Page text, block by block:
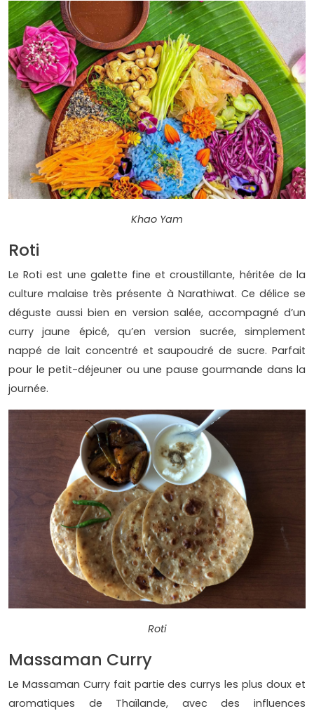
Khao Yam
Roti
Le Roti est une galette fine et croustillante, héritée de la
culture malaise très présente à Narathiwat. Ce délice se
déguste aussi bien en version salée, accompagné d’un
curry jaune épicé, qu’en version sucrée, simplement
nappé de lait concentré et saupoudré de sucre. Parfait
pour le petit-déjeuner ou une pause gourmande dans la
journée.
Roti
Massaman Curry
Le Massaman Curry fait partie des currys les plus doux et
aromatiques de Thaïlande, avec des influences